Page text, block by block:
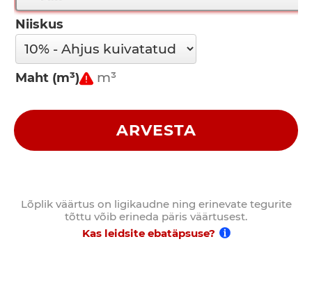
Niiskus
Maht (m³)
ARVESTA
Lõplik väärtus on ligikaudne ning erinevate tegurite
tõttu võib erineda päris väärtusest.
Kas leidsite ebatäpsuse?